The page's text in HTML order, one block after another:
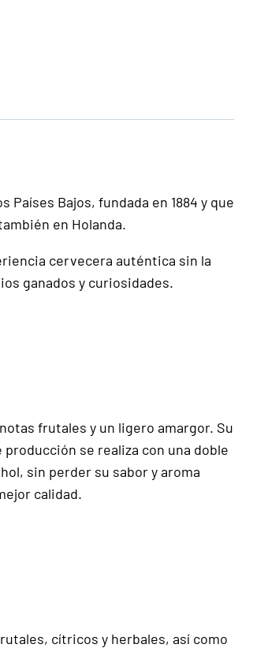
Bajos, fundada en 1884 y que
en Holanda.
cervecera auténtica sin la
ganados y curiosidades.
frutales y un ligero amargor. Su
se realiza con una doble
sin perder su sabor y aroma
calidad.
cítricos y herbales, así como